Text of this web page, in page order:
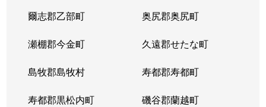
爾志郡乙部町 奥尻郡奥尻町
瀬棚郡今金町 久遠郡せたな町
島牧郡島牧村 寿都郡寿都町
寿都郡黒松内町 磯谷郡蘭越町